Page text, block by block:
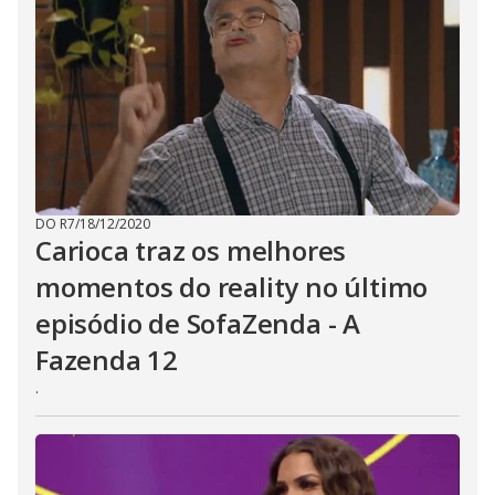
DO R7/18/12/2020
Carioca traz os melhores
momentos do reality no último
episódio de SofaZenda - A
Fazenda 12
.